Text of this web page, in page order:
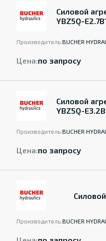
Силовой
YBZ5Q-
Производитель:BUCHER
Цена:по запросу
Силовой
YBZ5Q-
Производитель:BUCHER
Цена:по запросу
Производитель:BUCHER